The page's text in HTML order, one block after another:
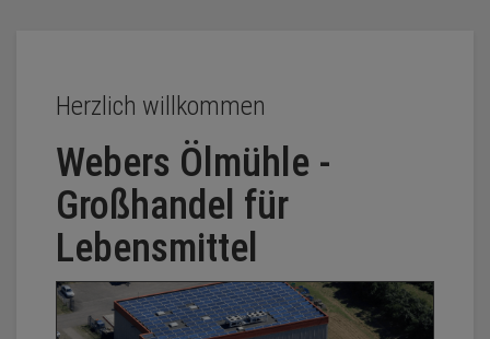
Herzlich willkommen
Webers Ölmühle -
Großhandel für
Lebensmittel